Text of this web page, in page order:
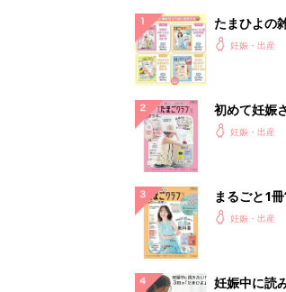
たまひよの
妊娠・出産
初めて妊娠
ったら最初
妊娠・出産
まるごと1
クラブ 夏号
妊娠・出産
妊娠中に読